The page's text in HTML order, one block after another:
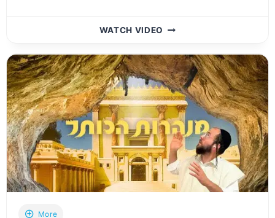
WATCH VIDEO סוכות
ירושלים
–
די
שענסטע
אין
דער
וועלט
|
SUKKAHS
IN
JERUSALEM
–
More